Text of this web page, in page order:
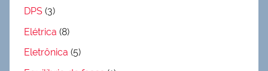
DPS (3)
Elétrica (8)
Eletrônica (5)